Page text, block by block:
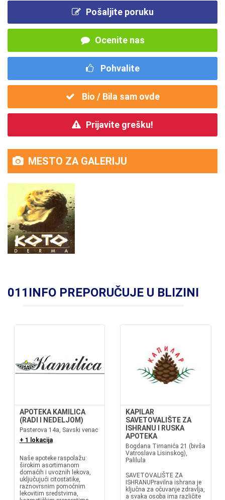
Pošaljite poruku
Ocenite nas
Pohvalite
Bio / Bila sam ovde
Prijavite grešku!
MESTO ZA GALERIJU
011INFO PREPORUČUJE U BLIZINI
APOTEKA KAMILICA
(RADI I NEDELJOM)
Pasterova 14a, Savski venac
+ 1 lokacija
Naše apoteke raspolažu:
širokim asortimanom
domaćih i uvoznih lekova,
uključujući citostatike,
raznovrsnim pomoćnim
lekovitim sredstvima,
KAPILAR
SAVETOVALIŠTE ZA
ISHRANU I RUSKA
APOTEKA
Bogdana Tirnanića 21 (bivša
Vatroslava Lisinskog),
Palilula
SAVETOVALIŠTE ZA
ISHRANUPravilna ishrana je
ključna za očuvanje zdravlja,
a svaka osoba ima različite